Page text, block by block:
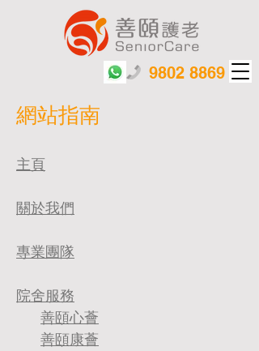
9802 8869
網站指南
主頁
關於我們
專業團隊
院舍服務
善頤心薈
善頤康薈